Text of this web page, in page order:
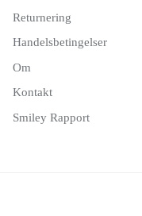
Returnering
Handelsbetingelser
Om
Kontakt
Smiley Rapport